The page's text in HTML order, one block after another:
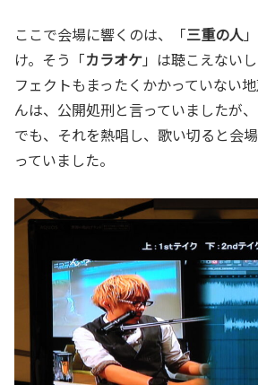
ここで会場に響くのは、「三重の人
け。そう「カラオケ」は聴こえないし
フェクトもまったくかかっていない
んは、公開処刑と言っていましたが
でも、それを熱唱し、歌い切ると会
っていました。